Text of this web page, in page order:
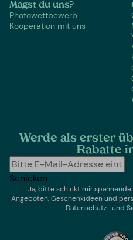
Magst du uns?
Photowettbewerb
Kooperation mit uns
Werde als erster
Rabatte
Schicken
Ja, bitte schickt mir
Angeboten, Geschenkideen und
Datenschutz- und